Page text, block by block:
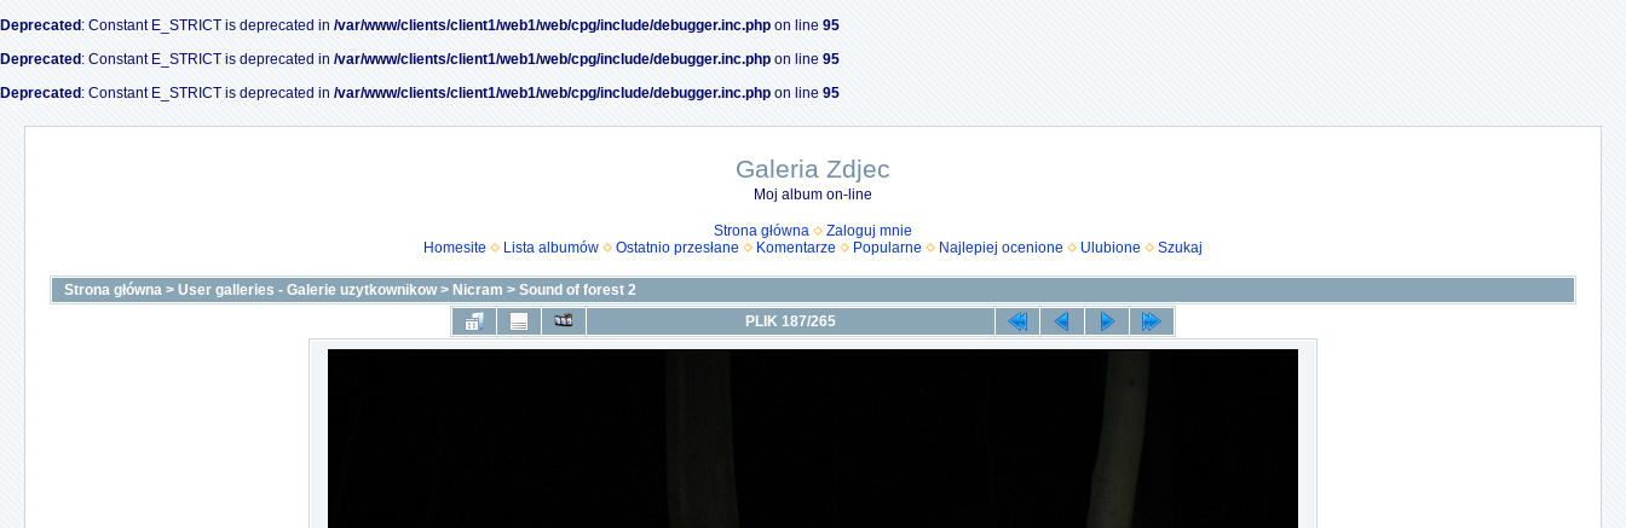
Deprecated : Constant E_STRICT is deprecated in /var/www/clients/client1/web1/web/cpg/include/debugger.inc.php on line 95
Deprecated : Constant E_STRICT is deprecated in /var/www/clients/client1/web1/web/cpg/include/debugger.inc.php on line 95
Deprecated : Constant E_STRICT is deprecated in /var/www/clients/client1/web1/web/cpg/include/debugger.inc.php on line 95
Galeria Zdjec
Moj album on-line
Strona główna
Zaloguj mnie
Homesite
Lista albumów Ostatnio przesłane Komentarze Popularne Najlepiej ocenione Ulubione Szukaj
Strona główna > User galleries - Galerie uzytkownikow> Nicram > Sound of forest 2
PLIK 187/265